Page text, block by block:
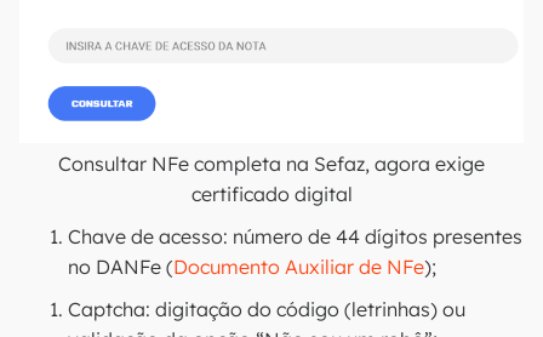
Consultar NFe completa na Sefaz, agora exige
certificado digital
Chave de acesso: número de 44 dígitos presentes
no DANFe (Documento Auxiliar de NFe);
Captcha: digitação do código (letrinhas) ou